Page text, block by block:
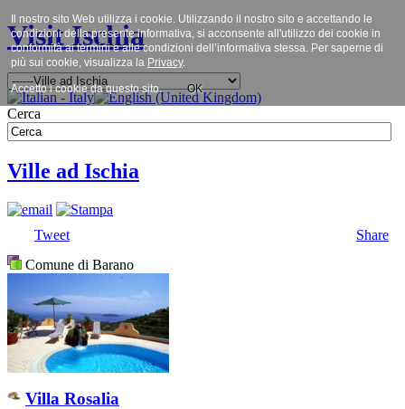
Visit Ischia
Cerca
Ville ad Ischia
Tweet
Share
Comune di Barano
Villa Rosalia
Il nostro sito Web utilizza i cookie. Utilizzando il nostro sito e accettando le
condizioni della presente informativa, si acconsente all'utilizzo dei cookie in
conformità ai termini e alle condizioni dell’informativa stessa. Per saperne di
più sui cookie, visualizza la Privacy.
Accetto i cookie da questo sito. OK